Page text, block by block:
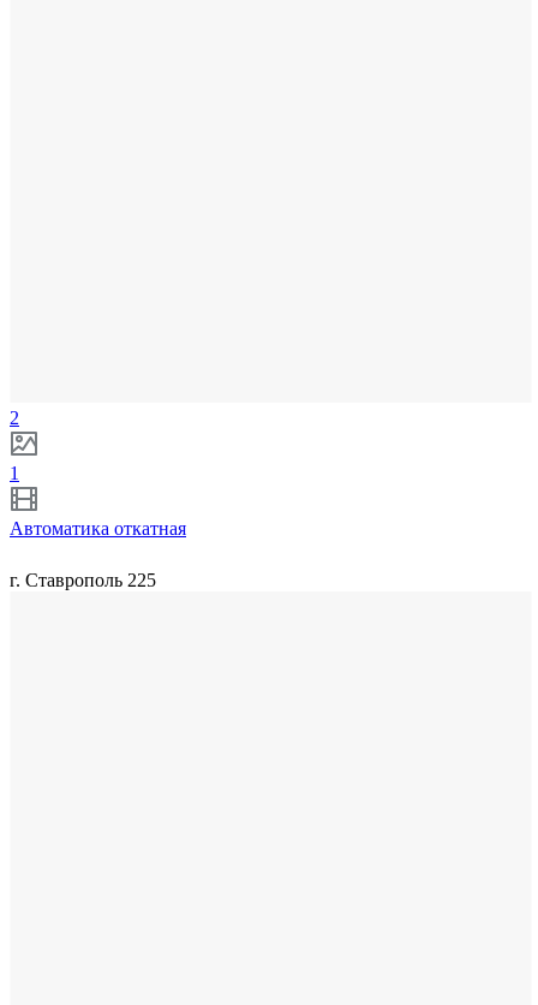
2
1
Автоматика откатная
г. Ставрополь 225